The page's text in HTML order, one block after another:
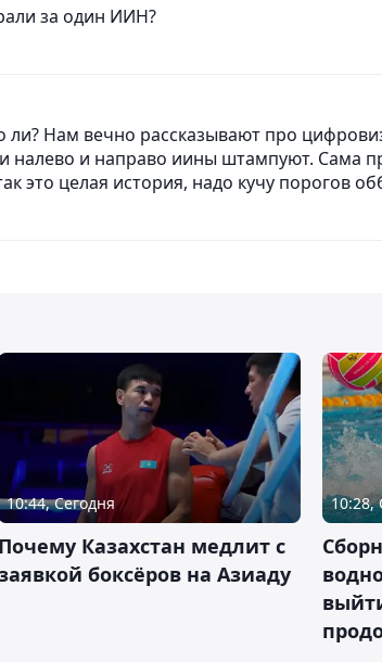
за один ИИН?
ли? Нам вечно рассказывают про
налево и направо иины штампуют. Сама
это целая история, надо кучу порогов
10:44, Сегодня
Почему Казахстан медлит с
боксёров на Азиаду
10:28,